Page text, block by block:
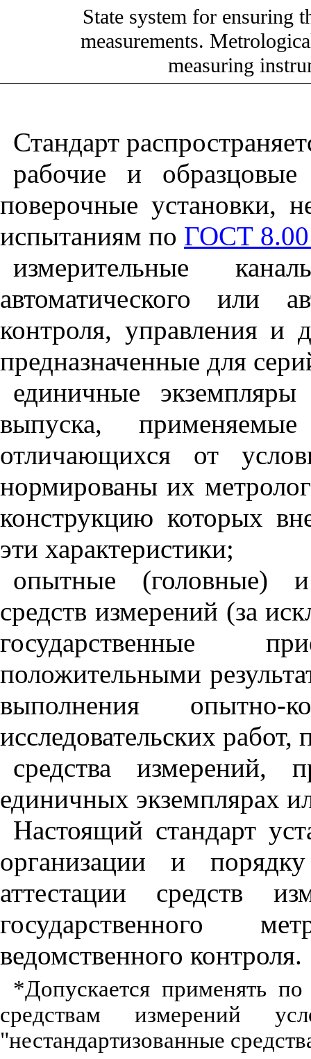
State system for ensuring
measurements.
measuring
Стандарт
рабочие и
поверочные установки,
испытаниям по ГОСТ
измерительные
автоматического или
контроля, управления и
предназначенные для
единичные
выпуска,
отличающихся от
нормированы их
конструкцию которых
эти характеристики;
опытные (головные) и
средств измерений (за
государственные
положительными
выполнения опытно-
исследовательских
средства измерений,
единичных экземплярах
Настоящий стандарт
организации и
аттестации средств
государственного
ведомственного контроля.
*Допускается применять
средствам измерений
"нестандартизованные